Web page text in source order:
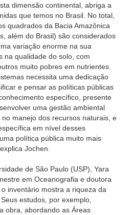
dimensão continental, abriga a
que temos no Brasil. No total,
quadrados da Bacia Amazônica
além do Brasil) são considerados
variação enorme na sua
na qualidade do solo, com
muito pobres em nutrientes.
necessita uma dedicação
e pensar as políticas públicas
específico, presente
uma gestão ambiental
manejo dos recursos naturais, e
em nível desses
política pública muito mais
Jochen.
de São Paulo (USP), Yara
em Oceanografia e doutora
inventário mostra a riqueza da
estudos, por exemplo,
obra, abordando as Áreas